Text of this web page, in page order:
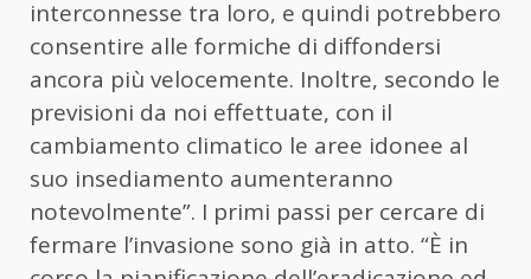
interconnesse tra loro, e quindi potrebbero
consentire alle formiche di diffondersi
ancora più velocemente. Inoltre, secondo le
previsioni da noi effettuate, con il
cambiamento climatico le aree idonee al
suo insediamento aumenteranno
notevolmente”. I primi passi per cercare di
fermare l’invasione sono già in atto. “È in